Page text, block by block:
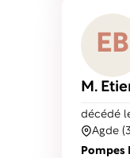
E B
M.
Agde
décédé
Pompes